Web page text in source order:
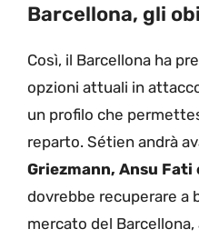
Barcellona, gli
Così, il Barcellona ha
opzioni attuali in
un profilo che
reparto. Sétien andrà
Griezmann, Ansu Fati
dovrebbe recuperare a
mercato del